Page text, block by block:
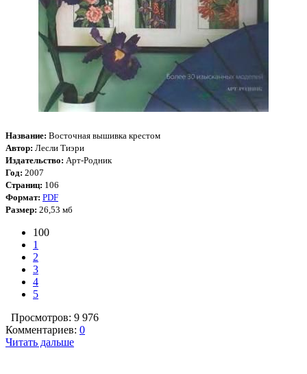
Название: Восточная вышивка крестом
Автор: Лесли Тиэри
Издательство: Арт-Родник
Год: 2007
Страниц: 106
Формат: PDF
Размер: 26,53 мб
100
1
2
3
4
5
Просмотров: 9 976
Комментариев: 0
Читать дальше